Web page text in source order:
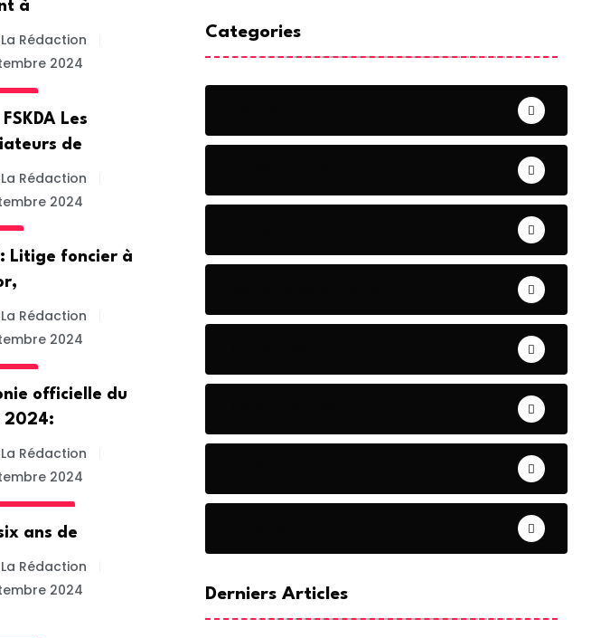
à
Rédaction
2024
Les
de
Rédaction
2024
Litige foncier à
Rédaction
2024
officielle du
2024:
Rédaction
2024
ans de
Rédaction
2024
Categories
Derniers Articles